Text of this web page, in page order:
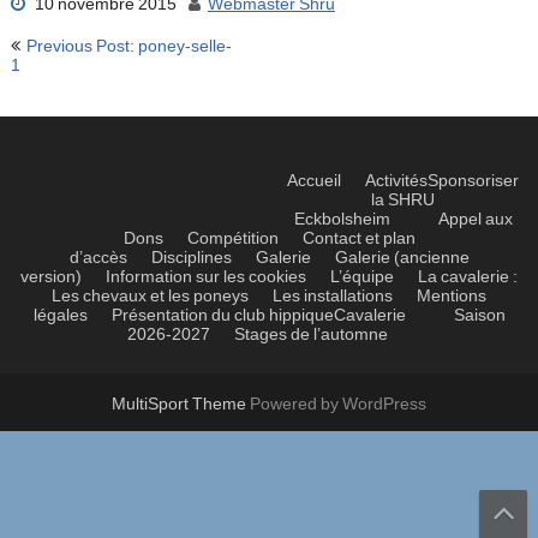
10 novembre 2015 Webmaster Shru
Navigation
de
Previous Post: poney-selle-
1
Accueil ActivitésSponsoriser
la SHRU
Eckbolsheim
Appel aux
Dons
Compétition
Contact et plan
d’accès
Disciplines Galerie
Galerie (ancienne
version)
Information sur les cookies L’équipe
La cavalerie :
Les chevaux et les poneys
Les installations
Mentions
légales
Présentation du club hippiqueCavalerie
Saison
2026-2027
Stages de l’automne
MultiSport Theme Powered by WordPress